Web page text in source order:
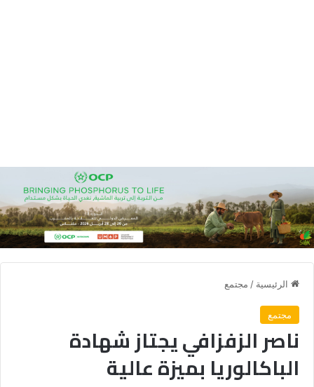
الرئيسية / مجتمع
مجتمع
ناصر الزفزافي يجتاز شهادة
الباكالوريا بميزة عالية